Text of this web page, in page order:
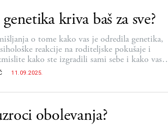
kriva baš za sve?
o tome kako vas je odredila genetika,
reakcije na roditeljske pokušaje i
kako ste izgradili sami sebe i kako vas
stavovi i vrednosti
11.09.2025.
obolevanja?